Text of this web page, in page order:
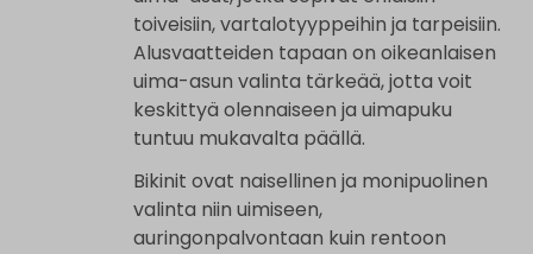
toiveisiin, vartalotyyppeihin ja tarpeisiin.
Alusvaatteiden tapaan on oikeanlaisen
uima-asun valinta tärkeää, jotta voit
keskittyä olennaiseen ja uimapuku
tuntuu mukavalta päällä.
Bikinit ovat naisellinen ja monipuolinen
valinta niin uimiseen,
auringonpalvontaan kuin rentoon